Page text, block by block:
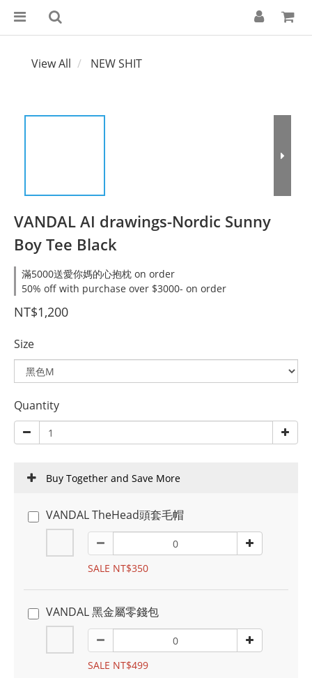
View All NEW SHIT
VANDAL AI drawings-Nordic Sunny
Boy Tee Black
滿5000送愛你媽的心抱枕 on order
50% off with purchase over $3000- on order
NT$1,200
Size
Quantity
Buy Together and Save More
VANDAL TheHead頭套毛帽
SALE NT$350
VANDAL 黑金屬零錢包
SALE NT$499